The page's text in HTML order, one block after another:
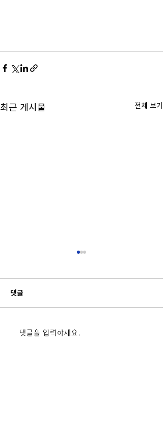
최근 게시물 전체 보기
[7/7] 해미초 드론활용 후속
댓글
댓글을 입력하세요.